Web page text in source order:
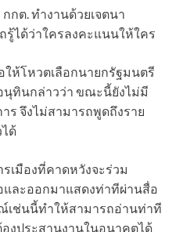
กต. ทำงานด้วยเจตนา
ได้ว่าใครลงคะแนนให้ใคร
ให้โหวตเลือกนายกรัฐมนตรี
นุทินกล่าวว่า ขณะนี้ยังไม่มี
ร จึงไม่สามารถพูดถึงราย
ด้
เมืองที่คาดหวังจะร่วม
และออกมาแสดงท่าทีผ่านสื่อ
เช่นนี้ทำให้สามารถอ่านท่าที
งประสานงานในอนาคตได้